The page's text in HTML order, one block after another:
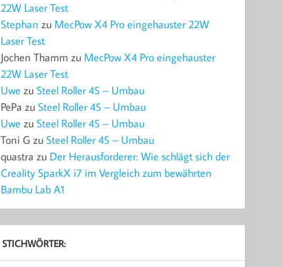
22W Laser Test
Stephan zu MecPow X4 Pro eingehauster 22W
Laser Test
Jochen Thamm zu MecPow X4 Pro eingehauster
22W Laser Test
Uwe zuSteel Roller 45 – Umbau
PePa zuSteel Roller 45 – Umbau
Uwe zuSteel Roller 45 – Umbau
Toni G zuSteel Roller 45 – Umbau
quastra zu Der Herausforderer: Wie schlägt sich der
Creality SparkX i7 im Vergleich zum bewährten
Bambu Lab A1
STICHWÖRTER: